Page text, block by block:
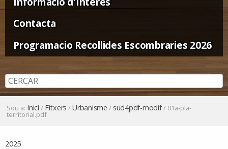
Contacta
Programacio Recollides Escombraries 2026
Sou a: Inici / Fitxers /Urbanisme / sud4pdf-modif/ 01a-pla-
territorial.pdf
2025